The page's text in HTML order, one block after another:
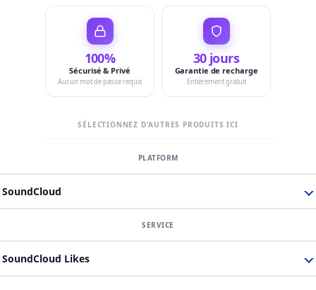
100%
Sécurisé & Privé
Aucun mot de passe requis
30 jours
Garantie de recharge
Entièrement gratuit
SÉLECTIONNEZ D'AUTRES PRODUITS ICI
SoundCloud
SoundCloud Likes